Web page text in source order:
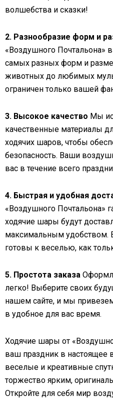
волшебства и сказки!
2. Разнообразие форм и
«Воздушного Почтальона»
самых разных форм и
животных до любимых
ограничен только вашей
3. Высокое качество Мы
качественные материалы
ходячих шаров, чтобы
безопасность. Ваши
вас в течение всего
4. Быстрая и удобная
«Воздушного Почтальона»
ходячие шары будут
максимальным удобством.
готовы к веселью, как
5. Простота заказа
легко! Выберите своих
нашем сайте, и мы
в удобное для вас время.
Ходячие шары от
ваш праздник в настоящее
веселые и креативные
торжество ярким,
Откройте для себя мир